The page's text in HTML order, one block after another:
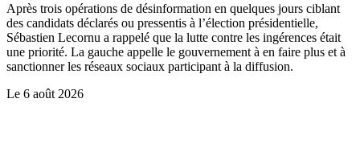
Après trois opérations de désinformation en quelques jours ciblant
des candidats déclarés ou pressentis à l’élection présidentielle,
Sébastien Lecornu a rappelé que la lutte contre les ingérences était
une priorité. La gauche appelle le gouvernement à en faire plus et à
sanctionner les réseaux sociaux participant à la diffusion.
Le 6 août 2026